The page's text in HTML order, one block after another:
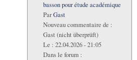
basson pour étude académique
ParGast
Nouveau commentaire de :
Gast (nicht überprüft)
Le : 22.04.2026 - 21:05
Dans le forum :